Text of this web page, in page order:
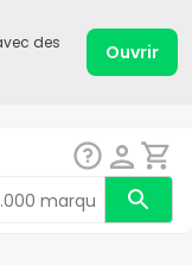
des
Ouvrir